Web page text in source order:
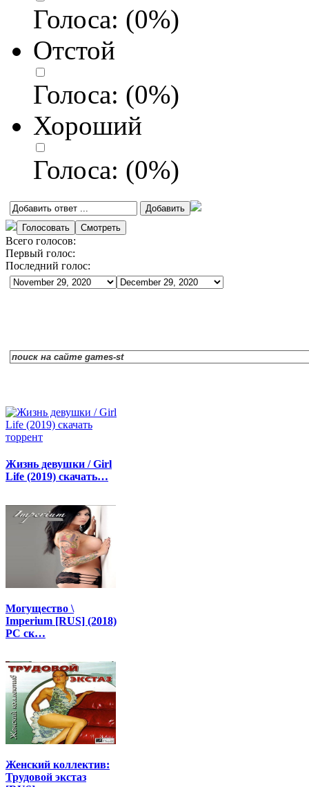
Голоса: (0%)
Отстой
Голоса: (0%)
Хороший
Голоса: (0%)
Всего голосов:
Первый голос:
Последний голос:
Жизнь девушки / Girl
Life (2019) скачать…
Могущество \
Imperium [RUS] (2018)
PC ск…
Женский коллектив:
Трудовой экстаз